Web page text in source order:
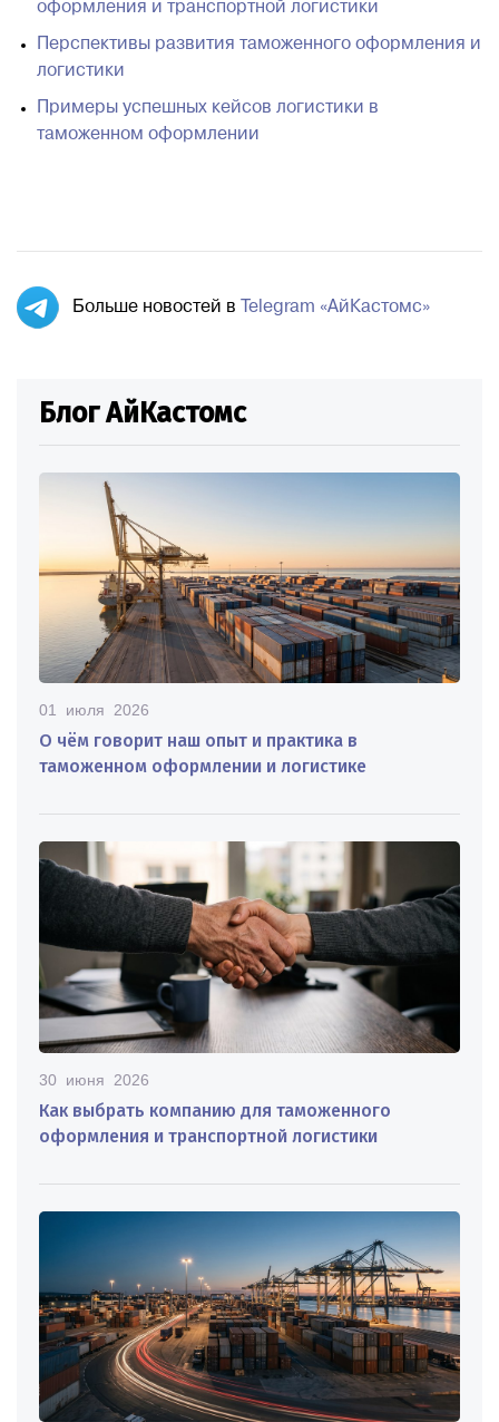
оформления и транспортной логистики
Перспективы развития таможенного оформления и
логистики
Примеры успешных кейсов логистики в
таможенном оформлении
Больше новостей в Telegram «АйКастомс»
Блог АйКастомс
01 июля 2026
О чём говорит наш опыт и практика в
таможенном оформлении и логистике
30 июня 2026
Как выбрать компанию для таможенного
оформления и транспортной логистики